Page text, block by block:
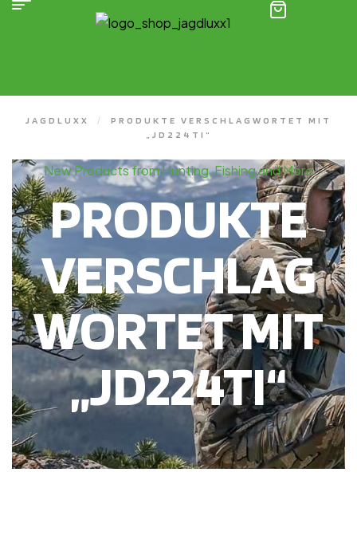
JAGDLUXX /
PRODUKTE VERSCHLAGWORTET MIT
„JD224TI“
New Products from Hunting, Fishing and More
PRODUKTE
VERSCHLAG
WORTET MIT
„JD224TI“